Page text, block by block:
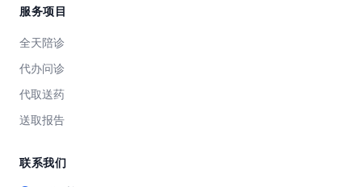
服务项目
全天陪诊
代办问诊
代取送药
送取报告
联系我们